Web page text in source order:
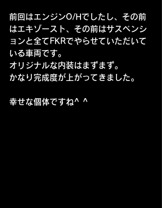
前回はエンジンO/Hでしたし、その前
はエキゾースト、その前はサスペンシ
ョンと全てFKRでやらせていただいて
いる車両です。
オリジナルな内装はまずまず。
かなり完成度が上がってきました。
幸せな個体ですね^ ^